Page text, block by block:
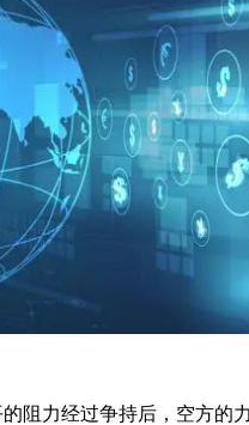
力经过争持后，空方的